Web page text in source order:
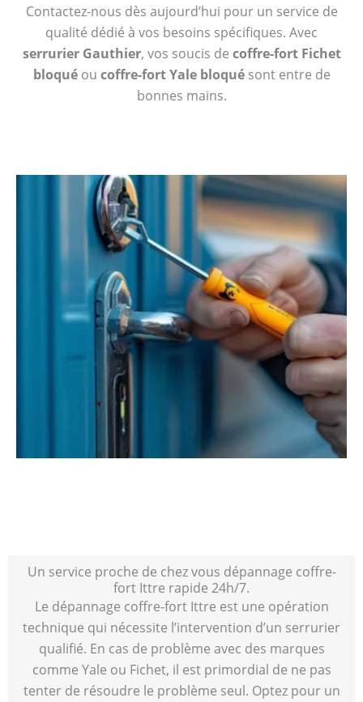
Contactez-nous dès aujourd’hui pour un service de
qualité dédié à vos besoins spécifiques. Avec
serrurier Gauthier, vos soucis de coffre-fort Fichet
bloquéou coffre-fort Yale bloquésont entre de
bonnes mains.
Un service proche de chez vous dépannage coffre-
fort Ittre rapide 24h/7.
Le dépannage coffre-fort Ittre est une opération
technique qui nécessite l’intervention d’un serrurier
qualifié. En cas de problème avec des marques
comme Yale ou Fichet, il est primordial de ne pas
tenter de résoudre le problème seul. Optez pour un